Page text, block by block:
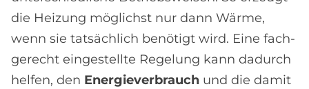
die Heizung möglichst nur dann Wärme,
wenn sie tatsächlich benötigt wird. Eine fach­
gerecht eingestellte Regelung kann dadurch
helfen, den Energieverbrauch und die damit